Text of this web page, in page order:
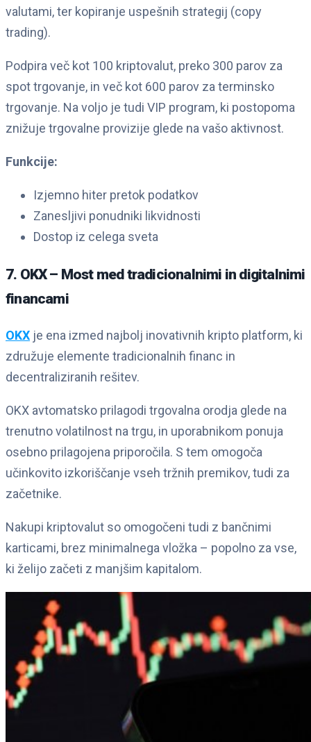
valutami, ter kopiranje uspešnih strategij (copy
trading).
Podpira več kot 100 kriptovalut, preko 300 parov za
spot trgovanje, in več kot 600 parov za terminsko
trgovanje. Na voljo je tudi VIP program, ki postopoma
znižuje trgovalne provizije glede na vašo aktivnost.
Funkcije:
Izjemno hiter pretok podatkov
Zanesljivi ponudniki likvidnosti
Dostop iz celega sveta
7. OKX – Most med tradicionalnimi in digitalnimi
financami
OKX je ena izmed najbolj inovativnih kripto platform, ki
združuje elemente tradicionalnih financ in
decentraliziranih rešitev.
OKX avtomatsko prilagodi trgovalna orodja glede na
trenutno volatilnost na trgu, in uporabnikom ponuja
osebno prilagojena priporočila. S tem omogoča
učinkovito izkoriščanje vseh tržnih premikov, tudi za
začetnike.
Nakupi kriptovalut so omogočeni tudi z bančnimi
karticami, brez minimalnega vložka – popolno za vse,
ki želijo začeti z manjšim kapitalom.